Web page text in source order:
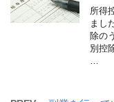
所得
まし
除の
別控